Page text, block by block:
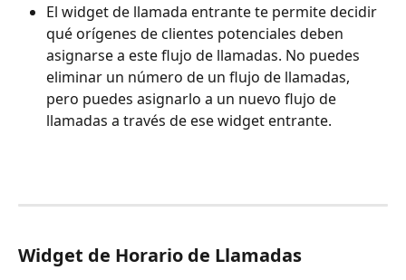
El widget de llamada entrante te permite decidir
qué orígenes de clientes potenciales deben
asignarse a este flujo de llamadas. No puedes
eliminar un número de un flujo de llamadas,
pero puedes asignarlo a un nuevo flujo de
llamadas a través de ese widget entrante.
Widget de Horario de Llamadas